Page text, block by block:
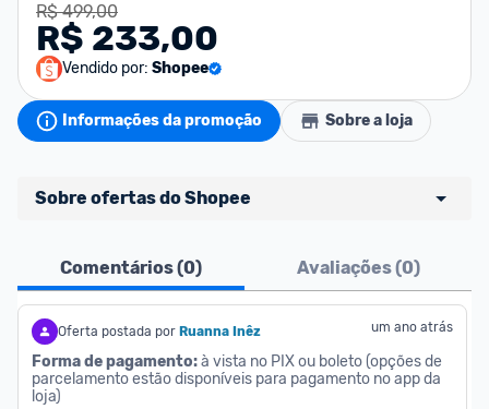
R$ 499,00
R$ 233,00
Vendido por: Shopee
Informações da promoção Sobre a loja
Sobre ofertas do Shopee
Para maior segurança da comunidade, somente
são aceitas ofertas de Lojas Oficiais
, ou seja,
vendedores que representam empresas validadas
pelo Shopee.
Comentários (0) Avaliações (0)
Oferta postada por Ruanna Inêz um ano atrás
Forma de pagamento: à vista no PIX ou boleto (opções de
parcelamento estão disponíveis para pagamento no app da
loja)